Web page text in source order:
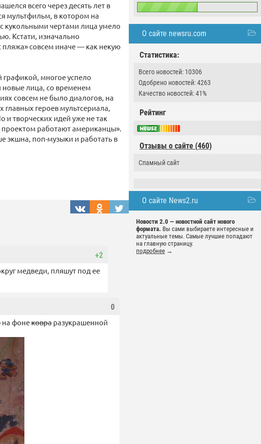
О сайте newsru.com
Статистика:
Всего новостей: 10306
Одобрено новостей: 4263
Качество новостей: 41%
Рейтинг
Отзывы о сайте (460)
Спамный сайт
О сайте News2.ru
Новости 2.0 — новостной сайт нового
формата. Вы сами выбираете интересные и
актуальные темы. Самые лучшие попадают
на главную страницу.
подробнее →
всего через десять лет в
мультфильм, в котором на
кукольными чертами лица умело
Кстати, изначально
пляжа» совсем иначе — как некую
графикой, многое успело
лица, со временем
совсем не было диалогов, на
героев мультсериала,
творческих идей уже не так
работают американцы».
экшна, поп-музыки и работать в
+2
медведи, пляшут под ее
0
фонековра разукрашенной